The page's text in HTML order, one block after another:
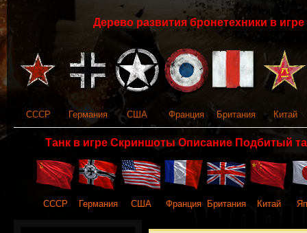
Дерево развития бронетехники в
СССР Германия США Франция Британия Китай
Танк в игре Скриншоты Описание Подбитый
СССР Германия США Франция Британия Китай